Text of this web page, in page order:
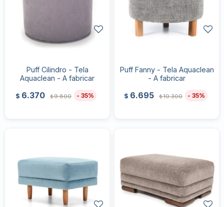
Puff Cilindro - Tela
Aquaclean - A fabricar
$ 6.370 $9.800 35
Puff Fanny - Tela Aquaclean
- A fabricar
$ 6.695 $10.300 35